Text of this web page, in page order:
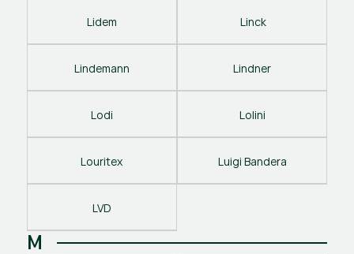
Lidem Linck
Lindemann Lindner
Lodi Lolini
Louritex Luigi Bandera
LVD
M